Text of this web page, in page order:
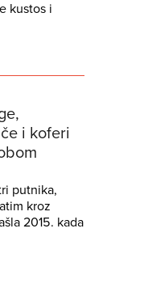
kustos i
i koferi
putnika,
kroz
2015. kada